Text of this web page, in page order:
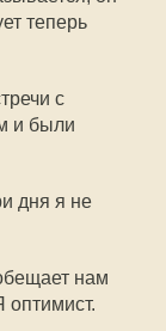
теперь
с
и были
дня я не
нам
оптимист.